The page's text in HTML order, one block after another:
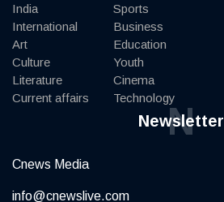
India
International
Art
Culture
Literature
Current affairs
Sports
Business
Education
Youth
Cinema
Technology
Newsletter
N
Cnews Media
info@cnewslive.com